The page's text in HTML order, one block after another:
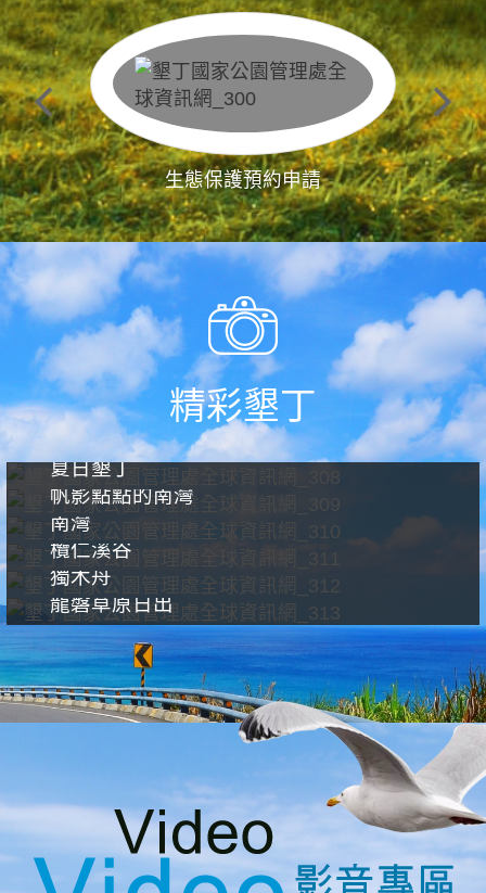
生態保護預約申請
精彩墾丁
夏日墾丁
帆影點點的南灣
南灣
欖仁溪谷
獨木舟
龍磐草原日出